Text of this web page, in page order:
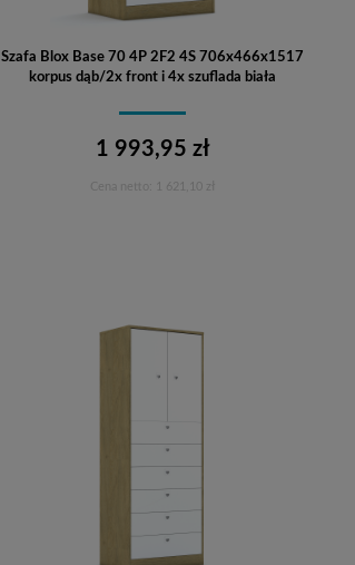
Szafa Blox Base 70 4P 2F2 4S 706x466x1517
korpus dąb/2x front i 4x szuflada biała
1 993,95 zł
1 621,10 zł